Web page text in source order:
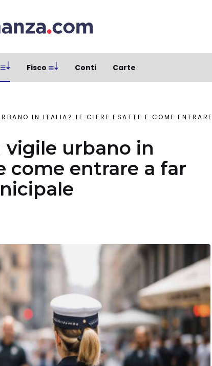
Fisco Conti Carte
LE CIFRE ESATTE E COME ENTRARE A FAR PARTE DELLA POLIZIA MUNICIPALE
urbano in
come entrare a far